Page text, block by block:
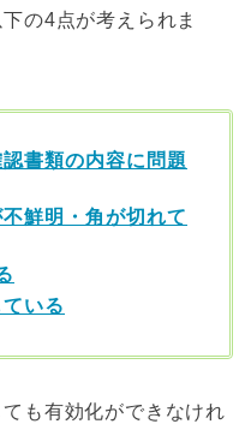
の4点が考えられま
書類の内容に問題
鮮明・角が切れて
いる
も有効化ができなけれ